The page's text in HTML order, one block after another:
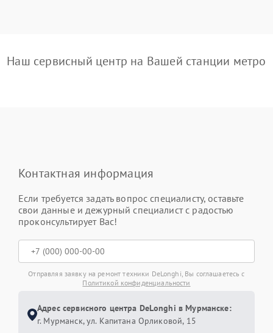
Наш сервисный центр на Вашей станции метро
Контактная информация
Если требуется задать вопрос специалисту, оставьте
свои данные и дежурный специалист с радостью
проконсультирует Вас!
Отправляя заявку на ремонт техники DeLonghi, Вы соглашаетесь с
Политикой конфиденциальности
Адрес сервисного центра DeLonghi в Мурманске:
г. Мурманск, ул. Капитана Орликовой, 15